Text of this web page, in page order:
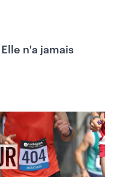
n'a jamais